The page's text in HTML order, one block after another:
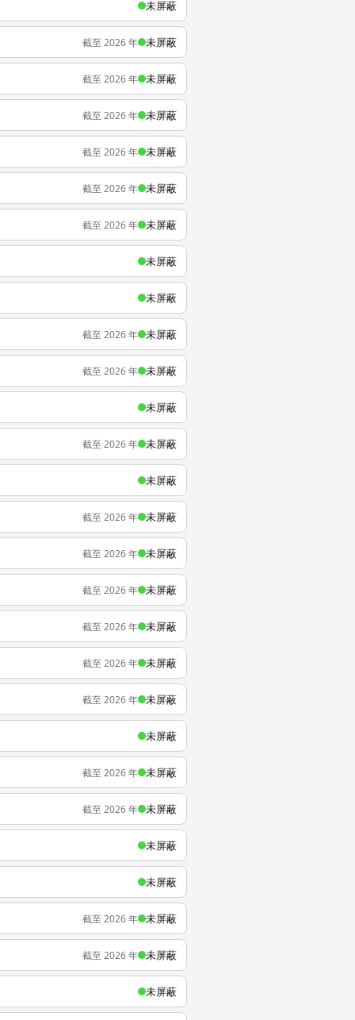
未屏蔽
截至 2026 年 未屏蔽
截至 2026 年 未屏蔽
截至 2026 年 未屏蔽
截至 2026 年 未屏蔽
截至 2026 年 未屏蔽
截至 2026 年 未屏蔽
未屏蔽
未屏蔽
截至 2026 年 未屏蔽
截至 2026 年 未屏蔽
未屏蔽
截至 2026 年 未屏蔽
未屏蔽
截至 2026 年 未屏蔽
截至 2026 年 未屏蔽
截至 2026 年 未屏蔽
截至 2026 年 未屏蔽
截至 2026 年 未屏蔽
截至 2026 年 未屏蔽
未屏蔽
截至 2026 年 未屏蔽
截至 2026 年 未屏蔽
未屏蔽
未屏蔽
截至 2026 年 未屏蔽
截至 2026 年 未屏蔽
未屏蔽